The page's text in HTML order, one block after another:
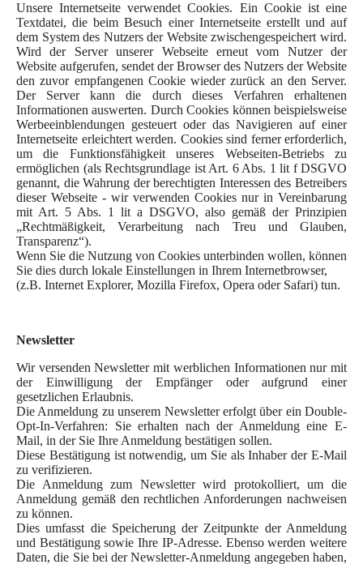
Unsere Internetseite verwendet Cookies. Ein Cookie ist eine
Textdatei, die beim Besuch einer Internetseite erstellt und auf
dem System des Nutzers der Website zwischengespeichert wird.
Wird der Server unserer Webseite erneut vom Nutzer der
Website aufgerufen, sendet der Browser des Nutzers der Website
den zuvor empfangenen Cookie wieder zurück an den Server.
Der Server kann die durch dieses Verfahren erhaltenen
Informationen auswerten. Durch Cookies können beispielsweise
Werbeeinblendungen gesteuert oder das Navigieren auf einer
Internetseite erleichtert werden. Cookies sind ferner erforderlich,
um die Funktionsfähigkeit unseres Webseiten-Betriebs zu
ermöglichen (als Rechtsgrundlage ist Art. 6 Abs. 1 lit f DSGVO
genannt, die Wahrung der berechtigten Interessen des Betreibers
dieser Webseite - wir verwenden Cookies nur in Vereinbarung
mit Art. 5 Abs. 1 lit a DSGVO, also gemäß der Prinzipien
„Rechtmäßigkeit, Verarbeitung nach Treu und Glauben,
Transparenz“).
Wenn Sie die Nutzung von Cookies unterbinden wollen, können
Sie dies durch lokale Einstellungen in Ihrem Internetbrowser,
(z.B. Internet Explorer, Mozilla Firefox, Opera oder Safari) tun.
Newsletter
Wir versenden Newsletter mit werblichen Informationen nur mit
der Einwilligung der Empfänger oder aufgrund einer
gesetzlichen Erlaubnis.
Die Anmeldung zu unserem Newsletter erfolgt über ein Double-
Opt-In-Verfahren: Sie erhalten nach der Anmeldung eine E-
Mail, in der Sie Ihre Anmeldung bestätigen sollen.
Diese Bestätigung ist notwendig, um Sie als Inhaber der E-Mail
zu verifizieren.
Die Anmeldung zum Newsletter wird protokolliert, um die
Anmeldung gemäß den rechtlichen Anforderungen nachweisen
zu können.
Dies umfasst die Speicherung der Zeitpunkte der Anmeldung
und Bestätigung sowie Ihre IP-Adresse. Ebenso werden weitere
Daten, die Sie bei der Newsletter-Anmeldung angegeben haben,